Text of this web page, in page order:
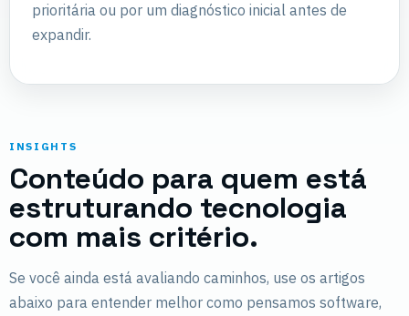
prioritária ou por um diagnóstico inicial antes de
expandir.
INSIGHTS
Conteúdo para quem está
estruturando tecnologia
com mais critério.
Se você ainda está avaliando caminhos, use os artigos
abaixo para entender melhor como pensamos software,